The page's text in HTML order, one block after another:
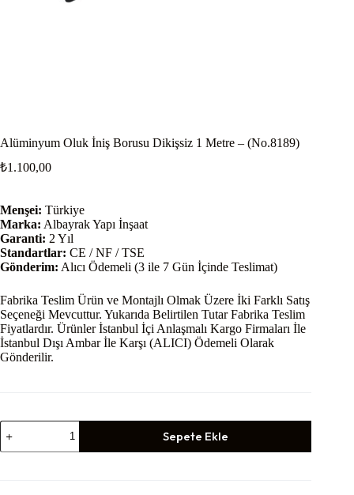
Alüminyum Oluk İniş Borusu Dikişsiz 1 Metre – (No.8189)
₺1.100,00
Menşei: Türkiye
Marka: Albayrak Yapı İnşaat
Garanti: 2 Yıl
Standartlar: CE / NF / TSE
Gönderim: Alıcı Ödemeli (3 ile 7 Gün İçinde Teslimat)
Fabrika Teslim Ürün ve Montajlı Olmak Üzere İki Farklı Satış
Seçeneği Mevcuttur. Yukarıda Belirtilen Tutar Fabrika Teslim
Fiyatlardır. Ürünler İstanbul İçi Anlaşmalı Kargo Firmaları İle
İstanbul Dışı Ambar İle Karşı (ALICI) Ödemeli Olarak
Gönderilir.
Alüminyum
Oluk
İniş
Sepete Ekle